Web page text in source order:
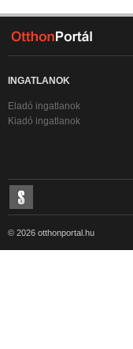
INGATLANOK
Eladó ingatlanok
Kiadó ingatlanok
© 2026 otthonportal.hu